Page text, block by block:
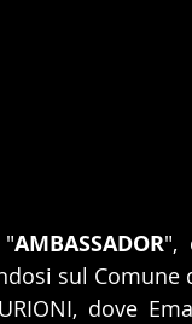
AMBASSADOR",
sul
dove